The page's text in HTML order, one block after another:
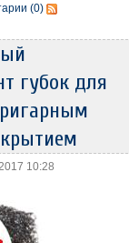
(0)
губок для
10:28